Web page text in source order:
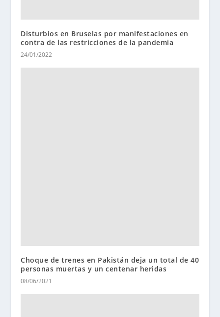
Disturbios en Bruselas por manifestaciones en
contra de las restricciones de la pandemia
24/01/2022
Choque de trenes en Pakistán deja un total de 40
personas muertas y un centenar heridas
08/06/2021